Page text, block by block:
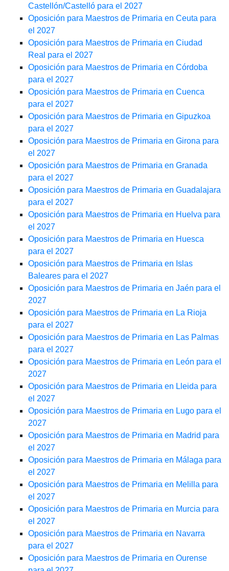
Castellón/Castelló para el 2027
Oposición para Maestros de Primaria en Ceuta para
el 2027
Oposición para Maestros de Primaria en Ciudad
Real para el 2027
Oposición para Maestros de Primaria en Córdoba
para el 2027
Oposición para Maestros de Primaria en Cuenca
para el 2027
Oposición para Maestros de Primaria en Gipuzkoa
para el 2027
Oposición para Maestros de Primaria en Girona para
el 2027
Oposición para Maestros de Primaria en Granada
para el 2027
Oposición para Maestros de Primaria en Guadalajara
para el 2027
Oposición para Maestros de Primaria en Huelva para
el 2027
Oposición para Maestros de Primaria en Huesca
para el 2027
Oposición para Maestros de Primaria en Islas
Baleares para el 2027
Oposición para Maestros de Primaria en Jaén para el
2027
Oposición para Maestros de Primaria en La Rioja
para el 2027
Oposición para Maestros de Primaria en Las Palmas
para el 2027
Oposición para Maestros de Primaria en León para el
2027
Oposición para Maestros de Primaria en Lleida para
el 2027
Oposición para Maestros de Primaria en Lugo para el
2027
Oposición para Maestros de Primaria en Madrid para
el 2027
Oposición para Maestros de Primaria en Málaga para
el 2027
Oposición para Maestros de Primaria en Melilla para
el 2027
Oposición para Maestros de Primaria en Murcia para
el 2027
Oposición para Maestros de Primaria en Navarra
para el 2027
Oposición para Maestros de Primaria en Ourense